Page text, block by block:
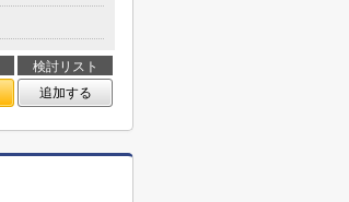
検討リスト
追加する